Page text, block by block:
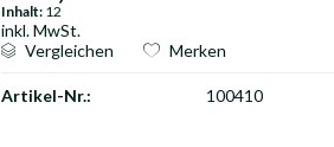
Inhalt: 12
inkl. MwSt.
Vergleichen
Merken
Artikel-Nr.: 100410